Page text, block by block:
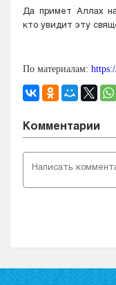
Да примет Аллах
кто увидит эту
По материалам:
Комментарии